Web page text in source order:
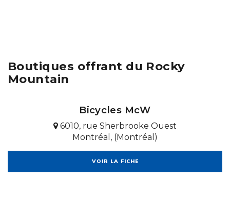
Boutiques offrant du Rocky
Mountain
Bicycles McW
6010, rue Sherbrooke Ouest
Montréal, (Montréal)
VOIR LA FICHE